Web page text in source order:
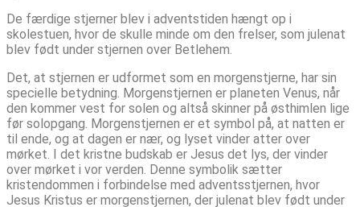
De færdige stjerner blev i adventstiden hængt op i
skolestuen, hvor de skulle minde om den frelser, som julenat
blev født under stjernen over Betlehem.
Det, at stjernen er udformet som en morgenstjerne, har sin
specielle betydning. Morgenstjernen er planeten Venus, når
den kommer vest for solen og altså skinner på østhimlen lige
før solopgang. Morgenstjernen er et symbol på, at natten er
til ende, og at dagen er nær, og lyset vinder atter over
mørket. I det kristne budskab er Jesus det lys, der vinder
over mørket i vor verden. Denne symbolik sætter
kristendommen i forbindelse med adventsstjernen, hvor
Jesus Kristus er morgenstjernen, der julenat blev født under